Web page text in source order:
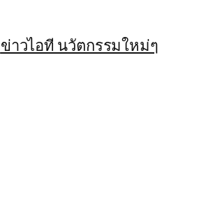
ข่าวไอที นวัตกรรมใหม่ๆ